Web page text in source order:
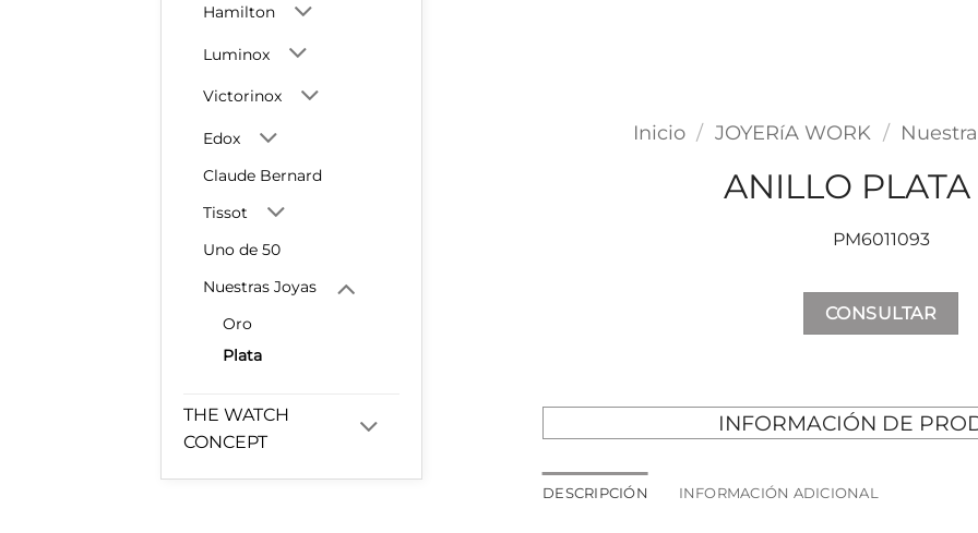
Hamilton
Luminox
Victorinox
Edox
Claude Bernard
Tissot
Uno de 50
Nuestras Joyas
Oro
Plata
THE WATCH
CONCEPT
Inicio / JOYERíA WORK /
ANILLO
PM6011093
CONSULTAR
INFORMACIÓN DE
DESCRIPCIÓN INFORMACIÓN ADICIONAL